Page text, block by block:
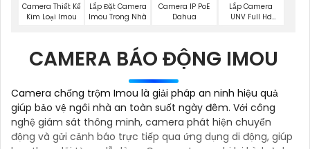
Camera Thiết Kế
Kim Loại Imou
Lắp Đặt Camera
Imou Trong Nhà
Camera IP PoE
Dahua
Lắp Camera
UNV Full Hd
CAMERA BÁO ĐỘNG IMOU
Camera chống trộm Imou là giải pháp an ninh hiệu quả
giúp bảo vệ ngôi nhà an toàn suốt ngày đêm. Với công
nghệ giám sát thông minh, camera phát hiện chuyển
động và gửi cảnh báo trực tiếp qua ứng dụng di động, giúp